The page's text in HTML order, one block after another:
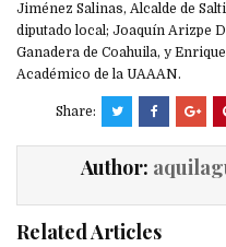
Jiménez Salinas, Alcalde de
diputado local; Joaquín Arizpe
Ganadera de Coahuila, y
Académico de la UAAAN.
Share:
Author:
Related Articles